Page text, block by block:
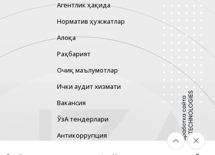
Агентлик ҳақида
Норматив ҳужжатлар
Алоқа
Раҳбарият
Очиқ маълумотлар
Ички аудит хизмати
Вакансия
ЎзА тендерлари
Антикоррупция
Гендер тенглик